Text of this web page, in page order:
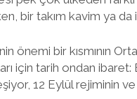
bir takım kavim ya
önemi bir kısmının
için tarih ondan
12 Eylül rejiminin